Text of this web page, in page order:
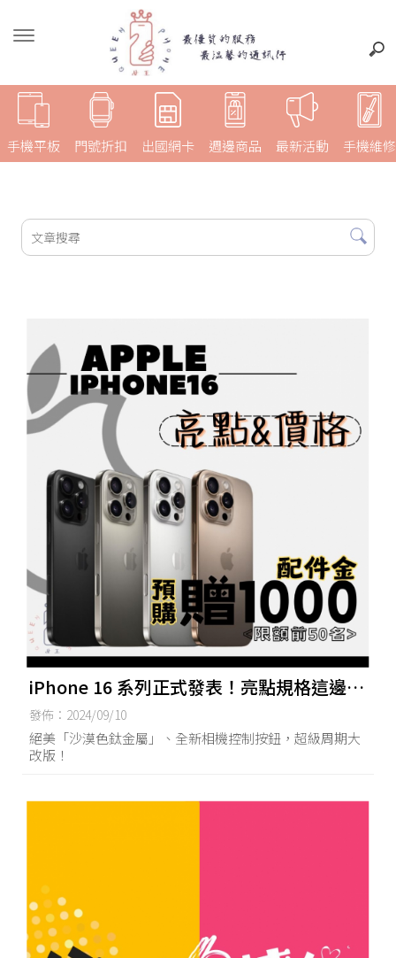
手機平板 門號折扣 週邊商品 最新活動 手機維修
出國網卡
iPhone 16 系列正式發表！亮點規格這邊
看，預購數狂升！ 台南iPhone16/東區
iPhone16
發佈：2024/09/10
絕美「沙漠色鈦金屬」、全新相機控制按鈕，超級周期大
改版！